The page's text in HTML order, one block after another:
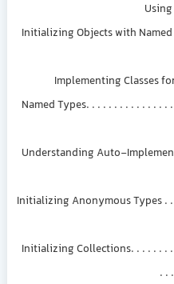
Initializing Objects with Named
Implementing Classes
Named Types. . . . . . . . . . . . . . .
Understanding Auto-
Initializing Anonymous Types . .
Initializing Collections. . . . . . . .
. .